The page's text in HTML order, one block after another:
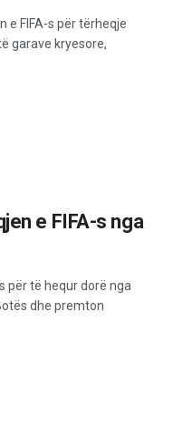
e FIFA-s për tërheqje
garave kryesore,
e FIFA-s nga
për të hequr dorë nga
dhe premton